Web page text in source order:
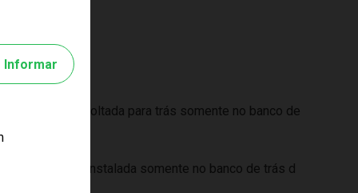
Informar
ser instalada voltada para trás somente no banco de
deve ser instalada somente no banco de trás d